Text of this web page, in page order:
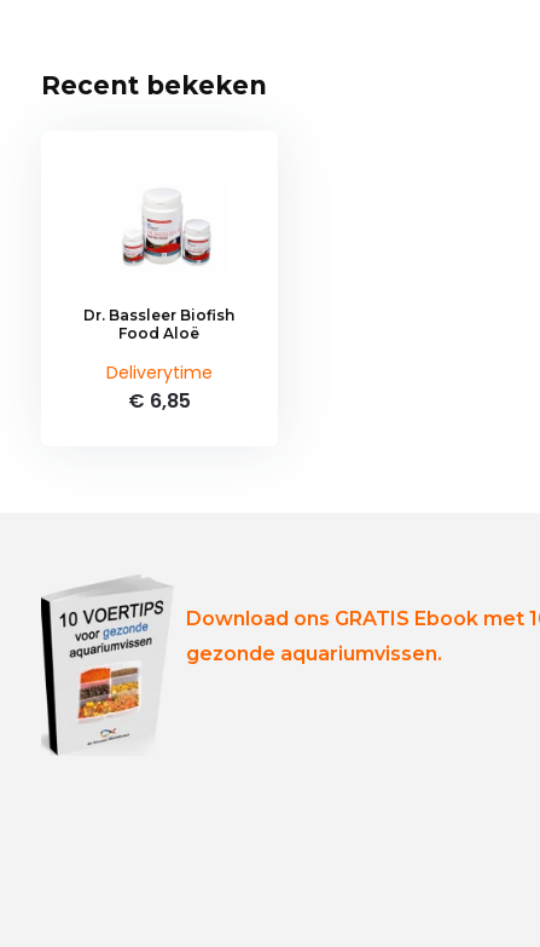
Recent bekeken
Dr. Bassleer Biofish
Food Aloë
Deliverytime
€ 6,85
Download ons GRATIS Ebook met
gezonde aquariumvissen.